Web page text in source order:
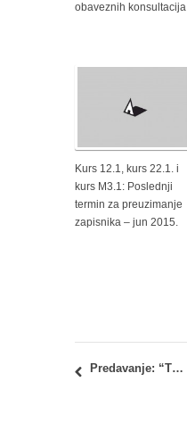
obaveznih konsultacija
Kurs 12.1, kurs 22.1. i
kurs M3.1: Poslednji
termin za preuzimanje
zapisnika – jun 2015.
Predavanje: “Theory of visual rhythm: Phenomenological approach” – Dr Eiči Tosaki (Dr Eiichi Tosaki)